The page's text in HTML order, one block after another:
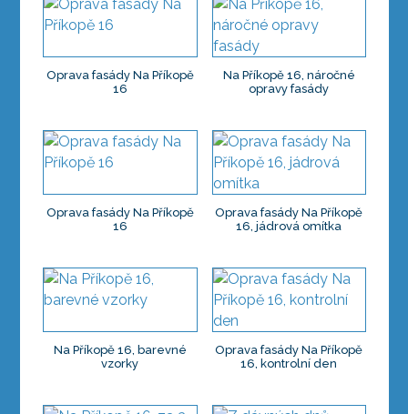
Oprava fasády Na Příkopě
16
Na Příkopě 16, náročné
opravy fasády
Oprava fasády Na Příkopě
16
Oprava fasády Na Příkopě
16, jádrová omítka
Na Příkopě 16, barevné
vzorky
Oprava fasády Na Příkopě
16, kontrolní den